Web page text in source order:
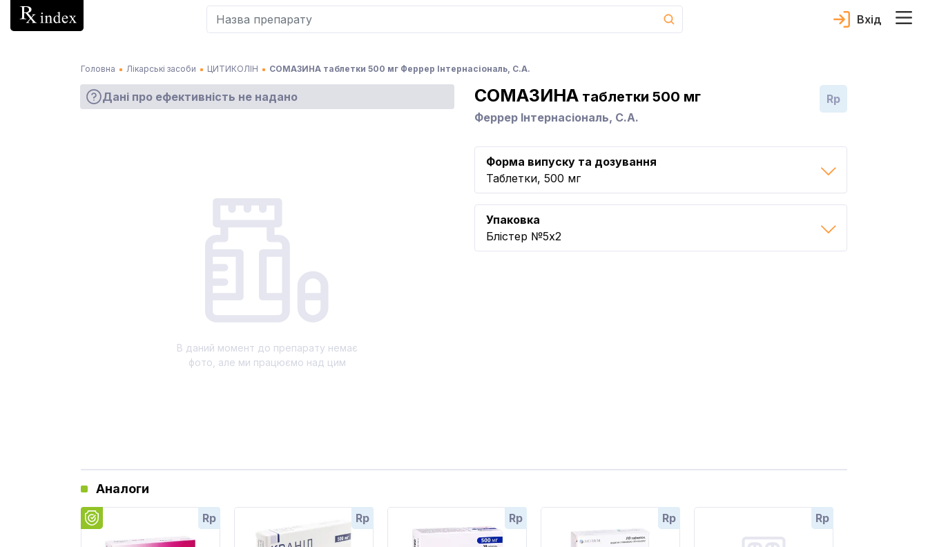
Вхід
Головна Лікарські засоби ЦИТИКОЛІН СОМАЗИНА таблетки 500 мг Феррер Інтернасіональ, С.А.
Дані про ефективність не надано
В даний момент до препарату немає
фото, але ми працюємо над цим
СОМАЗИНА таблетки 500 мг
Феррер Інтернасіональ, С.А.
Rp
Форма випуску та дозування
Таблетки, 500 мг
Упаковка
Блістер №5x2
Аналоги
Rp Rp Rp Rp Rp